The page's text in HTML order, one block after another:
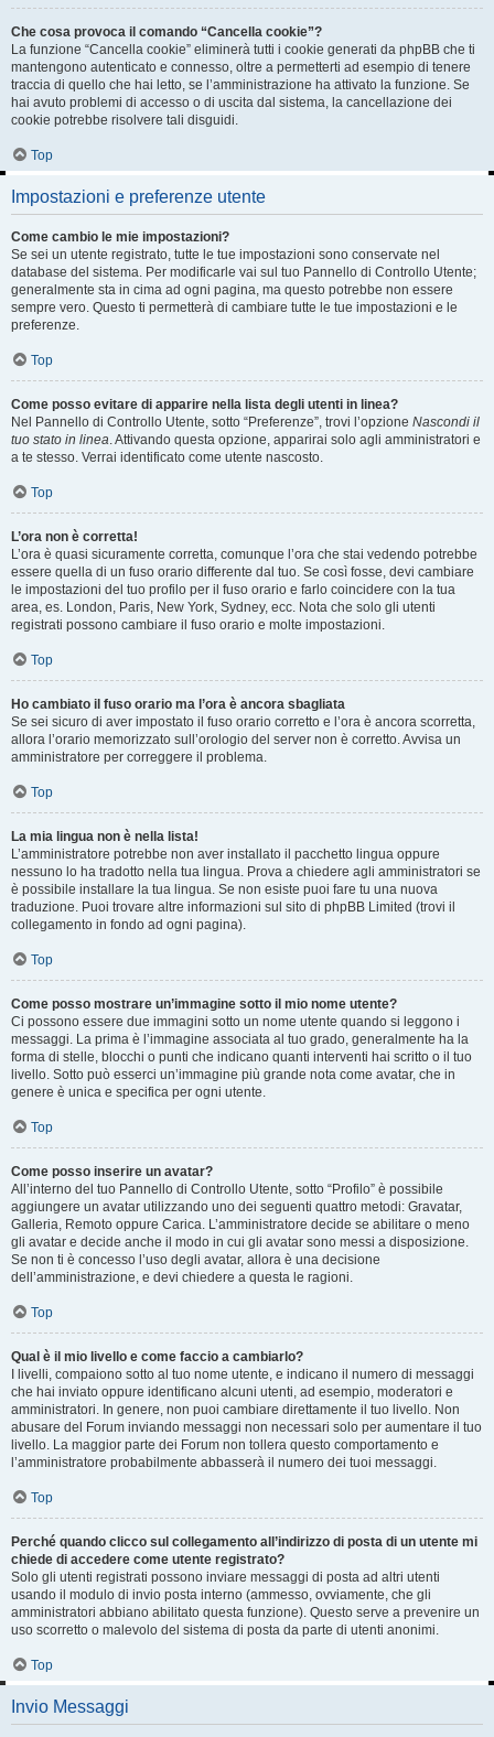
Che cosa provoca il comando “Cancella cookie”?
La funzione “Cancella cookie” eliminerà tutti i cookie generati da phpBB che ti
mantengono autenticato e connesso, oltre a permetterti ad esempio di tenere
traccia di quello che hai letto, se l’amministrazione ha attivato la funzione. Se
hai avuto problemi di accesso o di uscita dal sistema, la cancellazione dei
cookie potrebbe risolvere tali disguidi.
Top
Impostazioni e preferenze utente
Come cambio le mie impostazioni?
Se sei un utente registrato, tutte le tue impostazioni sono conservate nel
database del sistema. Per modificarle vai sul tuo Pannello di Controllo Utente;
generalmente sta in cima ad ogni pagina, ma questo potrebbe non essere
sempre vero. Questo ti permetterà di cambiare tutte le tue impostazioni e le
preferenze.
Top
Come posso evitare di apparire nella lista degli utenti in linea?
Nel Pannello di Controllo Utente, sotto “Preferenze”, trovi l’opzione Nascondi il
tuo stato in linea . Attivando questa opzione, apparirai solo agli amministratori e
a te stesso. Verrai identificato come utente nascosto.
Top
L’ora non è corretta!
L’ora è quasi sicuramente corretta, comunque l’ora che stai vedendo potrebbe
essere quella di un fuso orario differente dal tuo. Se così fosse, devi cambiare
le impostazioni del tuo profilo per il fuso orario e farlo coincidere con la tua
area, es. London, Paris, New York, Sydney, ecc. Nota che solo gli utenti
registrati possono cambiare il fuso orario e molte impostazioni.
Top
Ho cambiato il fuso orario ma l’ora è ancora sbagliata
Se sei sicuro di aver impostato il fuso orario corretto e l’ora è ancora scorretta,
allora l’orario memorizzato sull’orologio del server non è corretto. Avvisa un
amministratore per correggere il problema.
Top
La mia lingua non è nella lista!
L’amministratore potrebbe non aver installato il pacchetto lingua oppure
nessuno lo ha tradotto nella tua lingua. Prova a chiedere agli amministratori se
è possibile installare la tua lingua. Se non esiste puoi fare tu una nuova
traduzione. Puoi trovare altre informazioni sul sito di phpBB Limited (trovi il
collegamento in fondo ad ogni pagina).
Top
Come posso mostrare un’immagine sotto il mio nome utente?
Ci possono essere due immagini sotto un nome utente quando si leggono i
messaggi. La prima è l’immagine associata al tuo grado, generalmente ha la
forma di stelle, blocchi o punti che indicano quanti interventi hai scritto o il tuo
livello. Sotto può esserci un’immagine più grande nota come avatar, che in
genere è unica e specifica per ogni utente.
Top
Come posso inserire un avatar?
All’interno del tuo Pannello di Controllo Utente, sotto “Profilo” è possibile
aggiungere un avatar utilizzando uno dei seguenti quattro metodi: Gravatar,
Galleria, Remoto oppure Carica. L’amministratore decide se abilitare o meno
gli avatar e decide anche il modo in cui gli avatar sono messi a disposizione.
Se non ti è concesso l’uso degli avatar, allora è una decisione
dell’amministrazione, e devi chiedere a questa le ragioni.
Top
Qual è il mio livello e come faccio a cambiarlo?
I livelli, compaiono sotto al tuo nome utente, e indicano il numero di messaggi
che hai inviato oppure identificano alcuni utenti, ad esempio, moderatori e
amministratori. In genere, non puoi cambiare direttamente il tuo livello. Non
abusare del Forum inviando messaggi non necessari solo per aumentare il tuo
livello. La maggior parte dei Forum non tollera questo comportamento e
l’amministratore probabilmente abbasserà il numero dei tuoi messaggi.
Top
Perché quando clicco sul collegamento all’indirizzo di posta di un utente mi
chiede di accedere come utente registrato?
Solo gli utenti registrati possono inviare messaggi di posta ad altri utenti
usando il modulo di invio posta interno (ammesso, ovviamente, che gli
amministratori abbiano abilitato questa funzione). Questo serve a prevenire un
uso scorretto o malevolo del sistema di posta da parte di utenti anonimi.
Top
Invio Messaggi